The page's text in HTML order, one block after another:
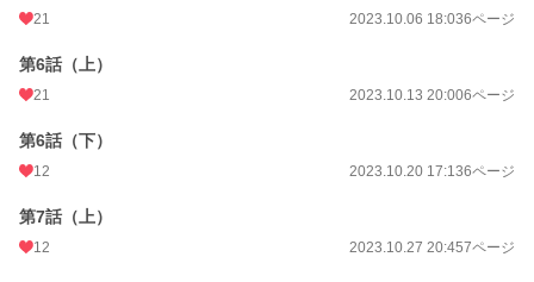
21 2023.10.06 18:036ページ
第6話（上）
21 2023.10.13 20:006ページ
第6話（下）
12 2023.10.20 17:136ページ
第7話（上）
12 2023.10.27 20:457ページ